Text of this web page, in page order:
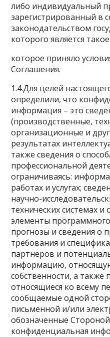
либо индивидуальный
зарегистрированный в
законодательством
которого является
которое приняло
Соглашения.
1.4.Для целей
определили, что
информация – это
(производственные,
организационные и
результатах
также сведения о
профессиональной
ограничиваясь:
работах и услугах;
научно-
технических системах
элементы
прогнозы и сведения о
требования и
партнеров и
информацию,
собственности, а также
относящиеся ко всему
сообщаемые одной
письменной и/или
обозначенные
конфиденциальная